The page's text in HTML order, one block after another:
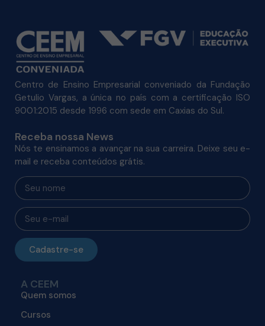
Centro de Ensino Empresarial conveniado da Fundação
Getulio Vargas, a única no país com a certificação ISO
9001:2015 desde 1996 com sede em Caxias do Sul.
Receba nossa News
Nós te ensinamos a avançar na sua carreira. Deixe seu e-
mail e receba conteúdos grátis.
Cadastre-se
A CEEM
Quem somos
Cursos